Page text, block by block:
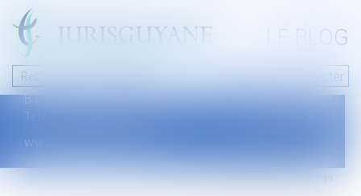
LE BLOG
Nous contacter
46 avenue de la liberté
B.P.315 - 97327 Cayenne Cedex
Tel : +594 594 29 45 35
www.jurisguyane.com
Mentions légales